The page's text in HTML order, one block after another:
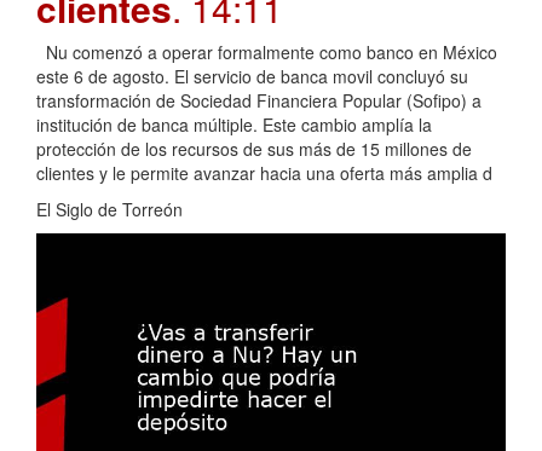
Nu comenzó a operar formalmente como banco en México
este 6 de agosto. El servicio de banca movil concluyó su
transformación de Sociedad Financiera Popular (Sofipo) a
institución de banca múltiple. Este cambio amplía la
protección de los recursos de sus más de 15 millones de
clientes y le permite avanzar hacia una oferta más amplia d
El Siglo de Torreón